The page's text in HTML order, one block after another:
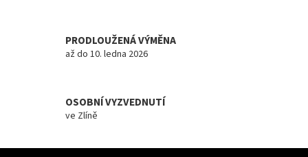
p
i
PRODLOUŽENÁ VÝMĚNA
až do 10. ledna 2026
OSOBNÍ VYZVEDNUTÍ
ve Zlíně